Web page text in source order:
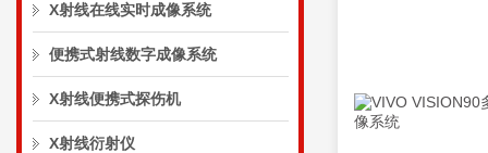
X射线在线实时成像系统
便携式射线数字成像系统
X射线便携式探伤机
X射线衍射仪